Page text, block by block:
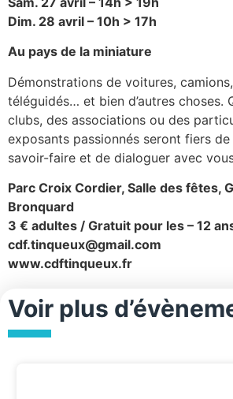
Dim. 28 avril – 10h > 17h
Au pays de la miniature
Démonstrations de voitures,
téléguidés… et bien d’autres choses.
clubs, des associations ou des
exposants passionnés seront fiers
savoir-faire et de dialoguer avec
Parc Croix Cordier, Salle des fêtes,
Bronquard
3 € adultes / Gratuit pour les – 12
cdf.tinqueux@gmail.com
www.cdftinqueux.fr
Voir plus